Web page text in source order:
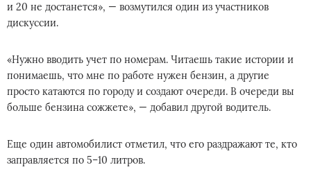
и 20 не достанется», — возмутился один из участников
дискуссии.
«Нужно вводить учет по номерам. Читаешь такие истории и
понимаешь, что мне по работе нужен бензин, а другие
просто катаются по городу и создают очереди. В очереди вы
больше бензина сожжете», — добавил другой водитель.
Еще один автомобилист отметил, что его раздражают те, кто
заправляется по 5–10 литров.